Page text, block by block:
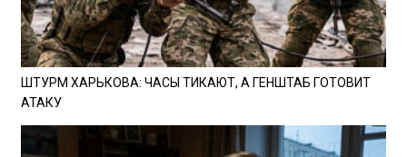
ШТУРМ ХАРЬКОВА: ЧАСЫ ТИКАЮТ, А ГЕНШТАБ ГОТОВИТ
АТАКУ